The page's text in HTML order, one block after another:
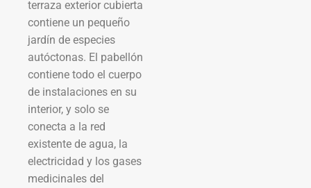
terraza exterior cubierta
contiene un pequeño
jardín de especies
autóctonas. El pabellón
contiene todo el cuerpo
de instalaciones en su
interior, y solo se
conecta a la red
existente de agua, la
electricidad y los gases
medicinales del